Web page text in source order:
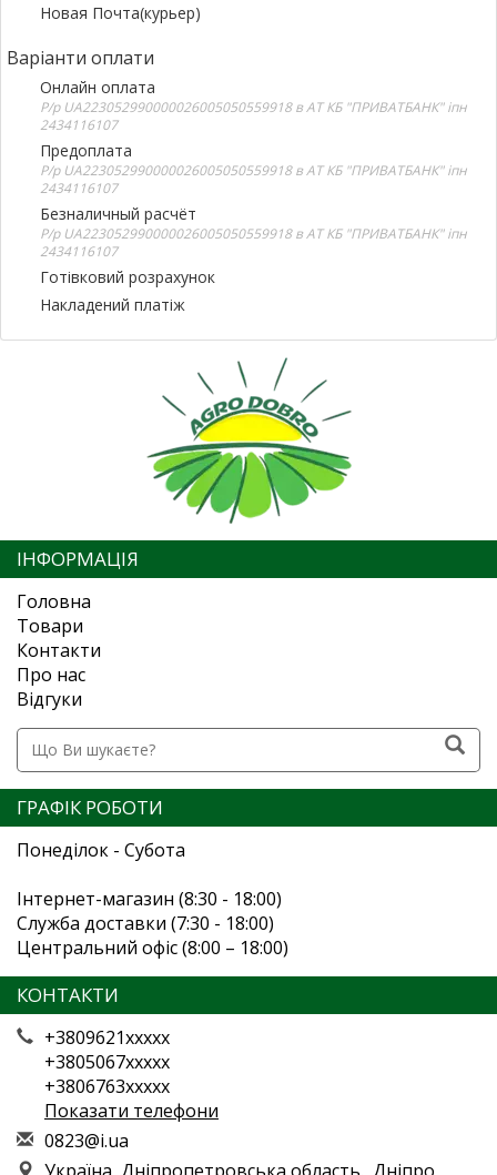
Новая Почта(курьер)
Варіанти оплати
Онлайн оплата
Р/р UA223052990000026005050559918 в АТ КБ "ПРИВАТБАНК" іпн
2434116107
Предоплата
Р/р UA223052990000026005050559918 в АТ КБ "ПРИВАТБАНК" іпн
2434116107
Безналичный расчёт
Р/р UA223052990000026005050559918 в АТ КБ "ПРИВАТБАНК" іпн
2434116107
Готівковий розрахунок
Накладений платіж
ІНФОРМАЦІЯ
Головна
Товари
Контакти
Про нас
Відгуки
ГРАФІК РОБОТИ
Понеділок - Субота
Інтернет-магазин (8:30 - 18:00)
Служба доставки (7:30 - 18:00)
Центральний офіс (8:00 – 18:00)
КОНТАКТИ
+3809621xxxxx
+3805067xxxxx
+3806763xxxxx
Показати телефони
0823@i.ua
Україна, Дніпропетровська область., Дніпро,